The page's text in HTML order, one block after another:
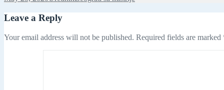
Leave a Reply
Your email address will not be published. Required fields are marked